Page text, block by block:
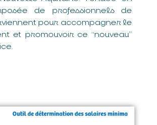
de professionnels de
pour accompagner le
et promouvoir ce “nouveau”